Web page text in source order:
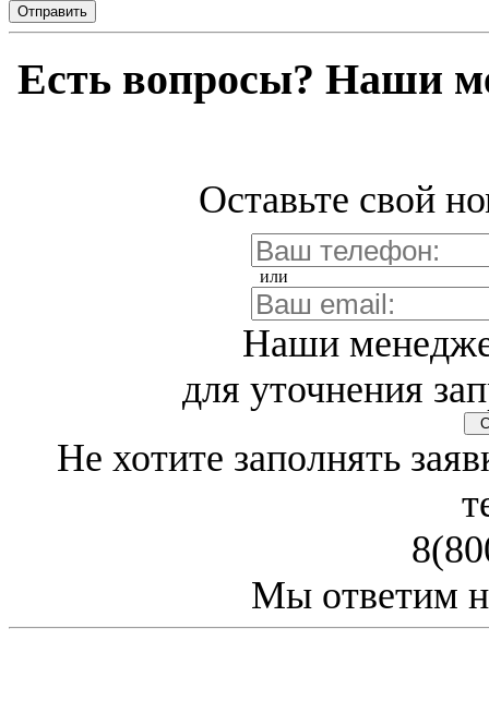
Отправить
Есть вопросы? Наши
Оставьте свой
или
Наши
для уточнения
Не хотите заполнять
Мы ответим